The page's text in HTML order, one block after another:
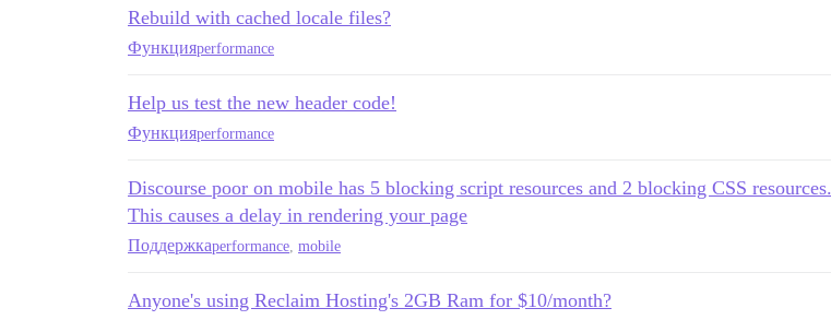
Rebuild with cached locale files?
Функцияperformance
Help us test the new header code!
Функцияperformance
Discourse poor on mobile has 5 blocking script resources and 2 blocking CSS resources.
This causes a delay in rendering your page
Поддержкаperformance mobile
Anyone's using Reclaim Hosting's 2GB Ram for $10/month?